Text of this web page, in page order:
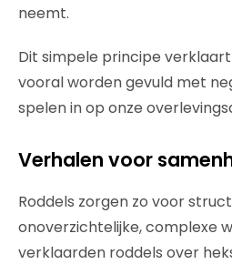
neemt.
Dit simpele principe
vooral worden gevuld met
spelen in op onze
Verhalen voor
Roddels zorgen zo voor
onoverzichtelijke, complexe
verklaarden roddels over